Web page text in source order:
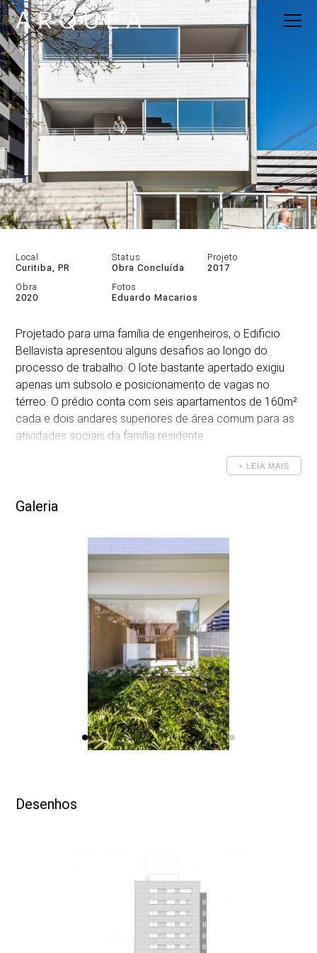
DESCRIÇÃO
DESENHOS
Local
Curitiba, PR
Status
Obra Concluída
Projeto
2017
Obra
2020
Fotos
Eduardo Macarios
Projetado para uma família de engenheiros, o Edificio
Bellavista apresentou alguns desafios ao longo do
processo de trabalho. O lote bastante apertado exigiu
apenas um subsolo e posicionamento de vagas no
térreo. O prédio conta com seis apartamentos de 160m²
cada e dois andares superiores de área comum para as
atividades sociais da família residente.
Uma abertura na face leste os transforma em uma
melhor maneira possível. A face norte apresenta uma
chão e do corpo do prédio, o que imprime a sensação
transparente relação de transição entre a cidade. O
edifício conta com um hall de acesso na esquina, espaço
que se transforma em um elemento intermediário entre o
que está dentro e o que pertence ao lado de fora.
A escolha por revestimentos claros, combinando pastilha
branca e concreto, diminuem o calor e evitam grandes
dilatações ou fissuras na estrutura. No térreo, uso de
vidro e o paisagismo reforçam ainda mais a conexão
entre projeto e cidade, traduzindo ali o conceito de
“arquitetura amigável” – termo que remete à conciliação
+ LEIA MAIS
Galeria
Desenhos